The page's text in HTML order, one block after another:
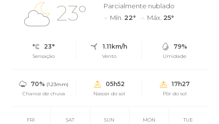
23°
Parcialmente nublado
Mín. 22° Máx. 25°
23°
Sensação
1.11km/h
Vento
79%
Umidade
70% (1.23mm)
Chance de chuva
05h52
Nascer do sol
17h27
Pôr do sol
FRI SAT SUN MON TUE